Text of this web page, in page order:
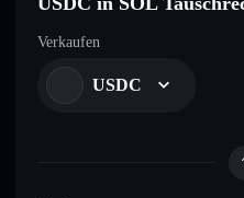
Verkaufen
USDC